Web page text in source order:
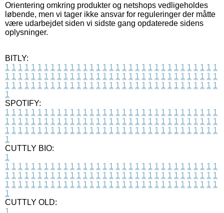
Orientering omkring produkter og netshops vedligeholdes
løbende, men vi tager ikke ansvar for reguleringer der måtte
være udarbejdet siden vi sidste gang opdaterede sidens
oplysninger.
BITLY:
1 1 1 1 1 1 1 1 1 1 1 1 1 1 1 1 1 1 1 1 1 1 1 1 1 1 1 1 1 1 1 1 1
1 1 1 1 1 1 1 1 1 1 1 1 1 1 1 1 1 1 1 1 1 1 1 1 1 1 1 1 1 1 1 1 1
1 1 1 1 1 1 1 1 1 1 1 1 1 1 1 1 1 1 1 1 1 1 1 1 1 1 1 1 1 1 1 1 1
1
SPOTIFY:
1 1 1 1 1 1 1 1 1 1 1 1 1 1 1 1 1 1 1 1 1 1 1 1 1 1 1 1 1 1 1 1 1
1 1 1 1 1 1 1 1 1 1 1 1 1 1 1 1 1 1 1 1 1 1 1 1 1 1 1 1 1 1 1 1 1
1 1 1 1 1 1 1 1 1 1 1 1 1 1 1 1 1 1 1 1 1 1 1 1 1 1 1 1 1 1 1 1 1
1
CUTTLY BIO:
1
1 1 1 1 1 1 1 1 1 1 1 1 1 1 1 1 1 1 1 1 1 1 1 1 1 1 1 1 1 1 1 1 1
1 1 1 1 1 1 1 1 1 1 1 1 1 1 1 1 1 1 1 1 1 1 1 1 1 1 1 1 1 1 1 1 1
1 1 1 1 1 1 1 1 1 1 1 1 1 1 1 1 1 1 1 1 1 1 1 1 1 1 1 1 1 1 1 1 1
1
CUTTLY OLD:
1